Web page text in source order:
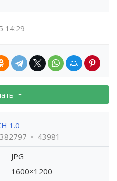
14:29
1.0
43981
JPG
1600×1200